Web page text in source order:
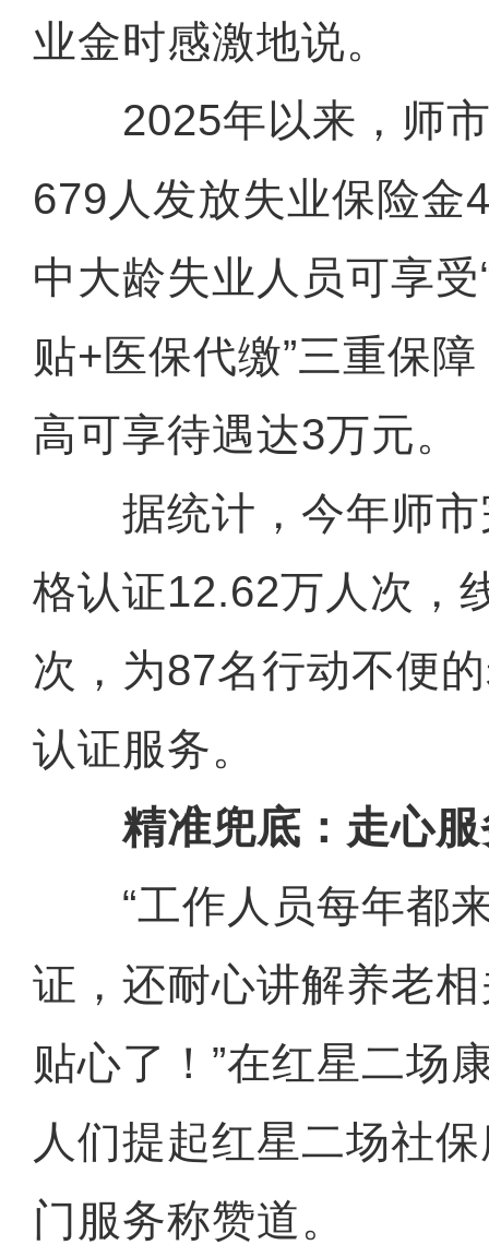
业金时感激地说。
2025年以来，师市
679人发放失业保险金
中大龄失业人员可享
贴+医保代缴”三重保
高可享待遇达3万元。
据统计，今年师市
格认证12.62万人次，
次，为87名行动不便
认证服务。
精准兜底：走心服
“工作人员每年都来
证，还耐心讲解养老
贴心了！”在红星二场
人们提起红星二场社
门服务称赞道。